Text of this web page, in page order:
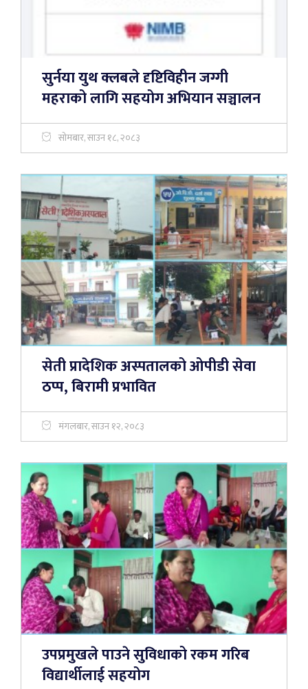
सुर्नया युथ क्लबले दृष्टिविहीन जग्गी
महराको लागि सहयोग अभियान सञ्चालन
सोमबार, साउन १८, २०८३
सेती प्रादेशिक अस्पतालको ओपीडी सेवा
ठप्प, बिरामी प्रभावित
मंगलबार, साउन १२, २०८३
उपप्रमुखले पाउने सुविधाको रकम गरिब
विद्यार्थीलाई सहयोग